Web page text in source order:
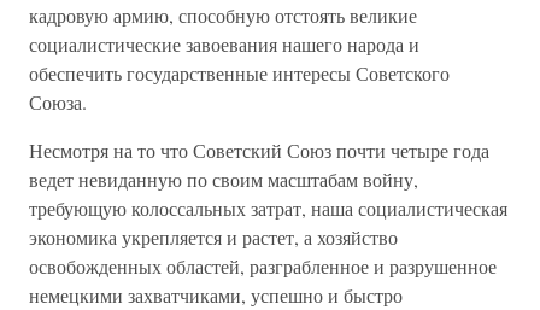
кадровую армию, способную отстоять великие
социалистические завоевания нашего народа и
обеспечить государственные интересы Советского
Союза.
Несмотря на то что Советский Союз почти четыре года
ведет невиданную по своим масштабам войну,
требующую колоссальных затрат, наша социалистическая
экономика укрепляется и растет, а хозяйство
освобожденных областей, разграбленное и разрушенное
немецкими захватчиками, успешно и быстро